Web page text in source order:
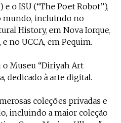
o ISU (“The Poet Robot”),
mundo, incluindo no
History, em Nova Iorque,
no UCCA, em Pequim.
Museu “Diriyah Art
dedicado à arte digital.
coleções privadas e
incluindo a maior coleção